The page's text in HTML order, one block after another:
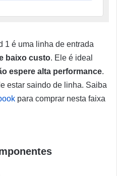
1 é uma linha de entrada
baixo custo. Ele é ideal
espere alta performance.
estar saindo de linha. Saiba
para comprar nesta faixa